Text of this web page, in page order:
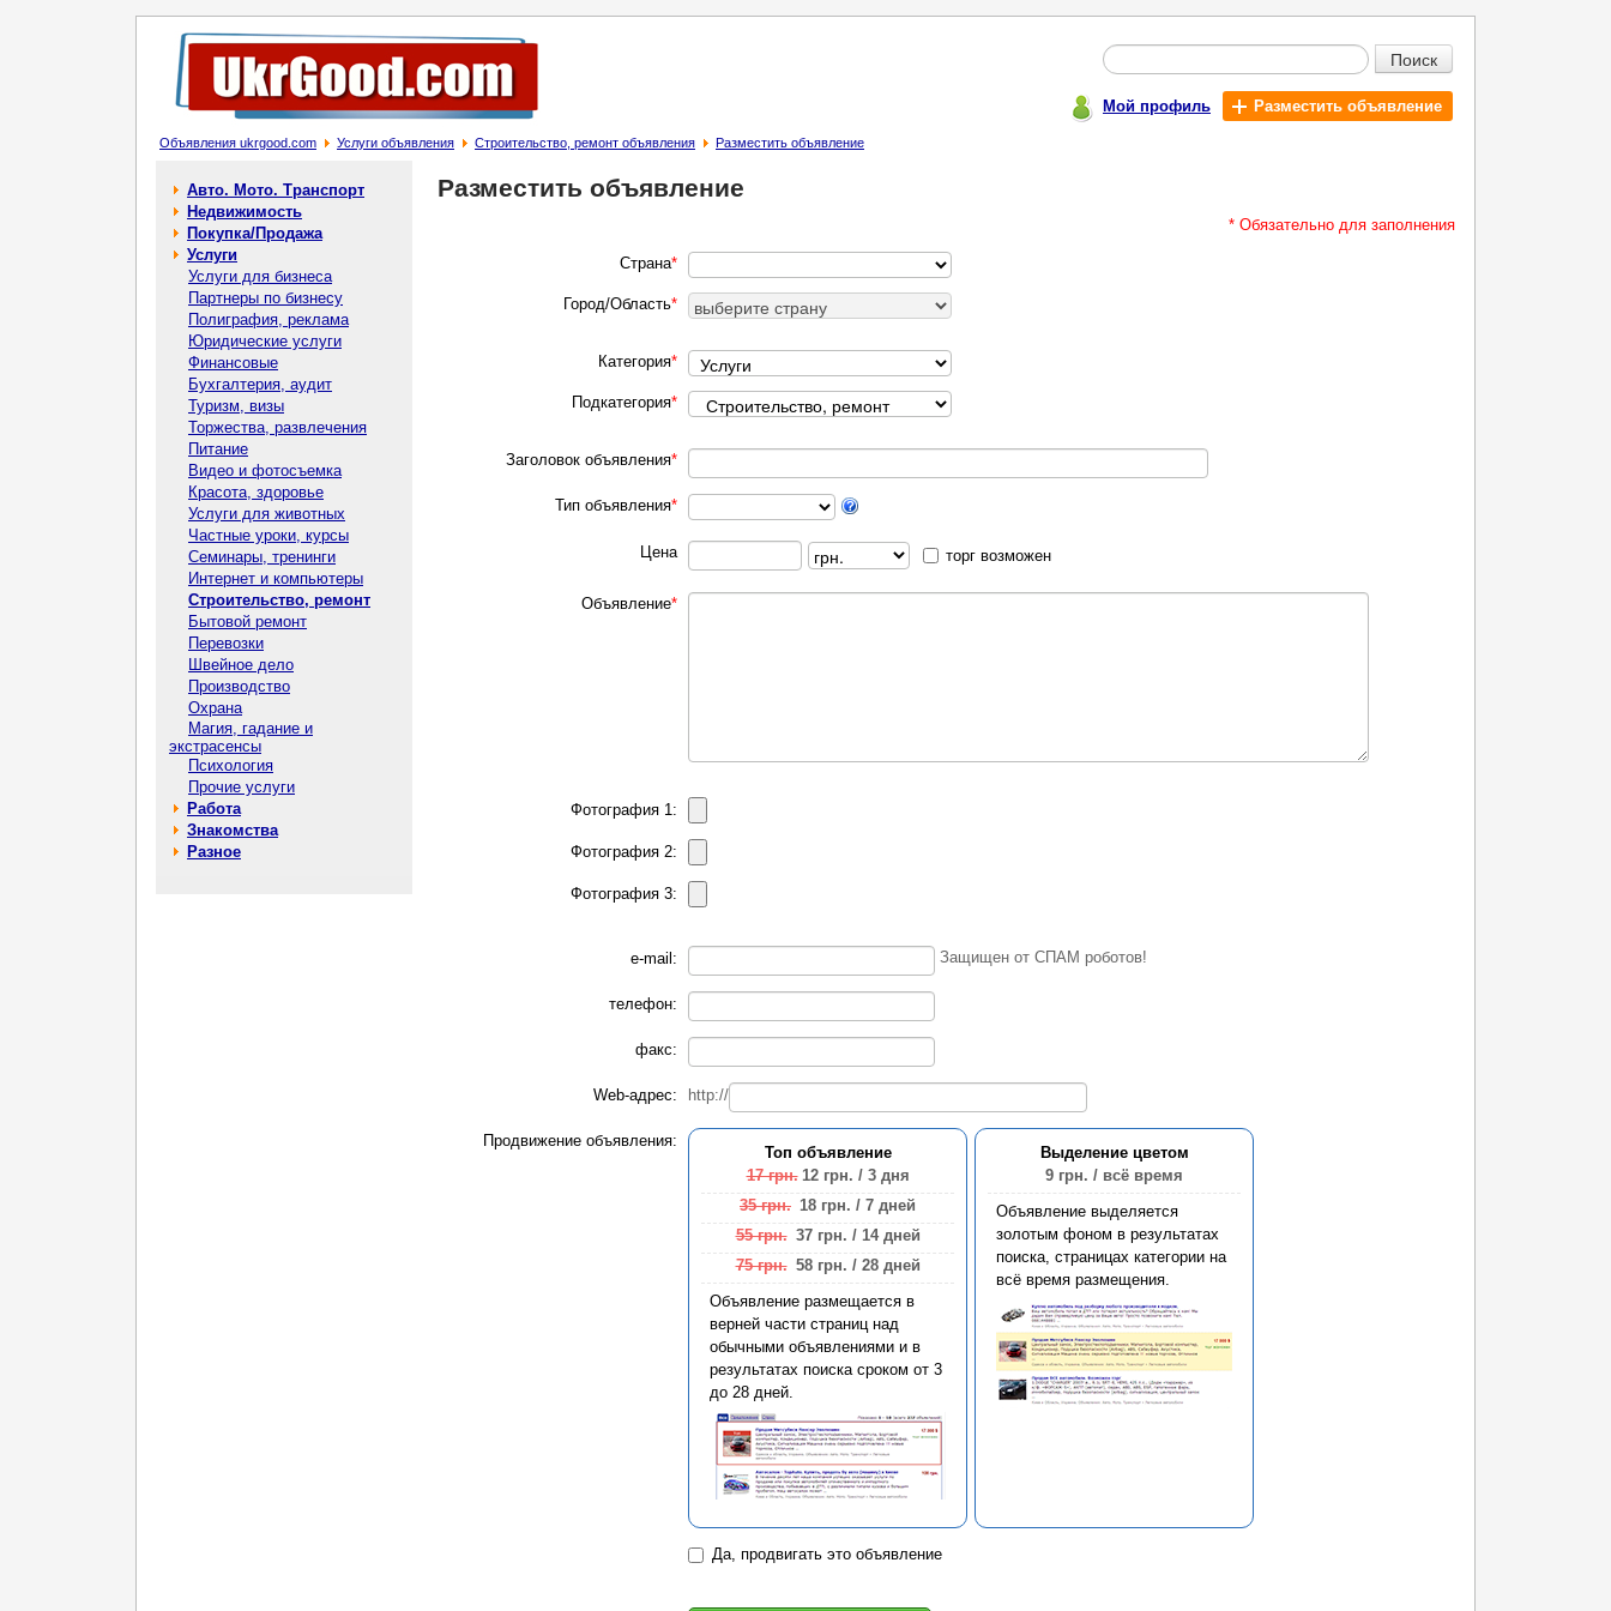
Поиск
Мой профиль Разместить объявление
Объявления ukrgood.com Услуги объявления Строительство, ремонт объявления Разместить объявление
Авто. Мото. Транспорт
Недвижимость
Покупка/Продажа
Услуги
Услуги для бизнеса
Партнеры по бизнесу
Полиграфия, реклама
Юридические услуги
Финансовые
Бухгалтерия, аудит
Туризм, визы
Торжества, развлечения
Питание
Видео и фотосъемка
Красота, здоровье
Услуги для животных
Частные уроки, курсы
Семинары, тренинги
Интернет и компьютеры
Строительство, ремонт
Бытовой ремонт
Перевозки
Швейное дело
Производство
Охрана
Магия, гадание и
экстрасенсы
Психология
Прочие услуги
Работа
Знакомства
Разное
Разместить объявление
* Обязательно для заполнения
Страна*
Город/Область*
Категория*
Подкатегория*
Заголовок объявления*
Тип объявления*
Цена торг возможен
Объявление*
Фотография 1:
Фотография 2:
Фотография 3:
e-mail: Защищен от СПАМ роботов!
телефон:
факс:
Web-адрес: http://
Продвижение объявления:
Топ объявление
17 грн. 12 грн. / 3 дня
35 грн. 18 грн. / 7 дней
55 грн. 37 грн. / 14 дней
75 грн. 58 грн. / 28 дней
Объявление размещается в
верней части страниц над
обычными объявлениями и в
результатах поиска сроком от 3
до 28 дней.
Выделение цветом
9 грн. / всё время
Объявление выделяется
золотым фоном в результатах
поиска, страницах категории на
всё время размещения.
Да, продвигать это объявление